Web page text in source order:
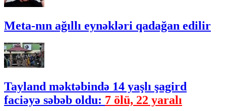
Meta-nın ağıllı eynəkləri qadağan edilir
Tayland məktəbində 14 yaşlı şagird
faciəyə səbəb oldu: 7 ölü, 22 yaralı